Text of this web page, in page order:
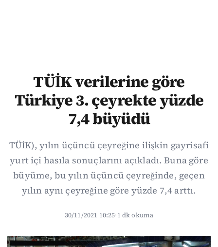
TÜİK verilerine göre
Türkiye 3. çeyrekte yüzde
7,4 büyüdü
TÜİK), yılın üçüncü çeyreğine ilişkin gayrisafi
yurt içi hasıla sonuçlarını açıkladı. Buna göre
büyüme, bu yılın üçüncü çeyreğinde, geçen
yılın aynı çeyreğine göre yüzde 7,4 arttı.
30/11/2021 10:25·1 dk okuma